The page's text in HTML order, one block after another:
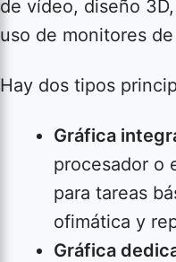
de vídeo, diseño
uso de monitores
Hay dos tipos
Gráfica
procesador o
para tareas
ofimática y
Gráfica